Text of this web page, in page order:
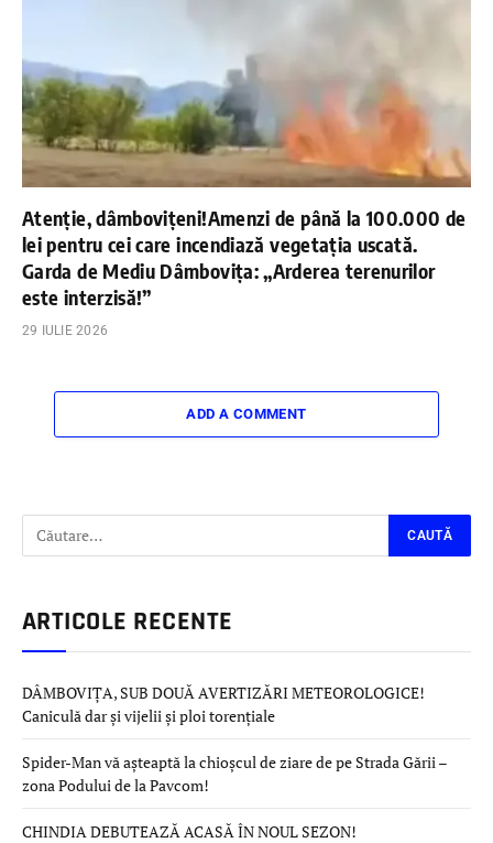
Atenție, dâmbovițeni!Amenzi de până la 100.000 de
lei pentru cei care incendiază vegetația uscată.
Garda de Mediu Dâmbovița: „Arderea terenurilor
este interzisă!”
29 IULIE 2026
ADD A COMMENT
ARTICOLE RECENTE
DÂMBOVIȚA, SUB DOUĂ AVERTIZĂRI METEOROLOGICE!
Caniculă dar și vijelii și ploi torențiale
Spider-Man vă așteaptă la chioșcul de ziare de pe Strada Gării –
zona Podului de la Pavcom!
CHINDIA DEBUTEAZĂ ACASĂ ÎN NOUL SEZON!